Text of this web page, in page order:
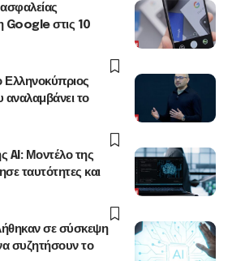
στις 10
Ελληνοκύπριος
το
AI: Μοντέλο της
ταυτότητες και
σε σύσκεψη
συζητήσουν το